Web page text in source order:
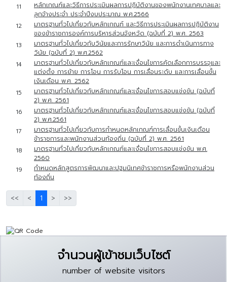
11
หลักเกณฑ์และวิธีการประเมินผลการปฏิบัติงานของพนักงานเทศบาลและ
ลูกจ้างประจำ ประจำปีงบประมาณ พ.ศ.2566
12
มาตรฐานทั่วไปเกี่ยวกับหลักเกณฑ์ และวิธีการประเมินผลการปฏิบัติงาน
ของข้าราชการองค์การบริหารส่วนจังหวัด (ฉบับที่ 2) พ.ศ. 2563
13
มาตรฐานทั่วไปเกี่ยวกับวินัยและการรักษาวินัย และการดําเนินการทาง
วินัย (ฉบับที่ 2) พ.ศ.2562
14
มาตรฐานทั่วไปเกี่ยวกับหลักเกณฑ์และเงื่อนไขการคัดเลือกการบรรจุและ
แต่งตั้ง การย้าย การโอน การรับโอน การเลื่อนระดับ และการเลื่อนขั้น
เงินเดือน พ.ศ. 2562
15
มาตรฐานทั่วไปเกี่ยวกับหลักเกณฑ์และเงื่อนไขการสอบแข่งขัน (ฉบับที่
2) พ.ศ. 2561
16
มาตรฐานทั่วไปเกี่ยวกับหลักเกณฑ์และเงื่อนไขการสอบแข่งขัน (ฉบับที่
2) พ.ศ.2561
17
มาตรฐานทั่วไปเกี่ยวกับการกำหนดหลักเกณฑ์การเลื่อนขั้นเงินเดือน
ข้าราชการและพนักงานส่วนท้องถิ่น (ฉบับที่ 2) พ.ศ. 2561
18
มาตรฐานทั่วไปเกี่ยวกับหลักเกณฑ์และเงื่อนไขการสอบแข่งขัน พ.ศ.
2560
19
กำหนดหลักสูตรการพัฒนาและปฐมนิเทศข้าราชการหรือพนักงานส่วน
ท้องถิ่น
<< < 1 > >>
จำนวนผู้เข้าชมเว็บไซต์
number of website visitors